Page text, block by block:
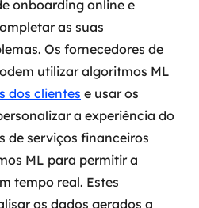
onboarding online e
as suas
Os fornecedores de
utilizar algoritmos ML
dos clientes e usar os
a experiência do
de serviços financeiros
ML para permitir a
tempo real. Estes
os dados gerados a